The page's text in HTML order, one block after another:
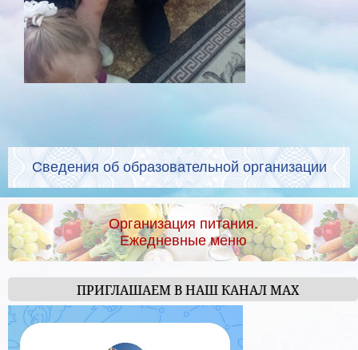
Сведения об образовательной организации
Организация питания.
Ежедневные меню
ПРИГЛАШАЕМ В НАШ КАНАЛ МАХ